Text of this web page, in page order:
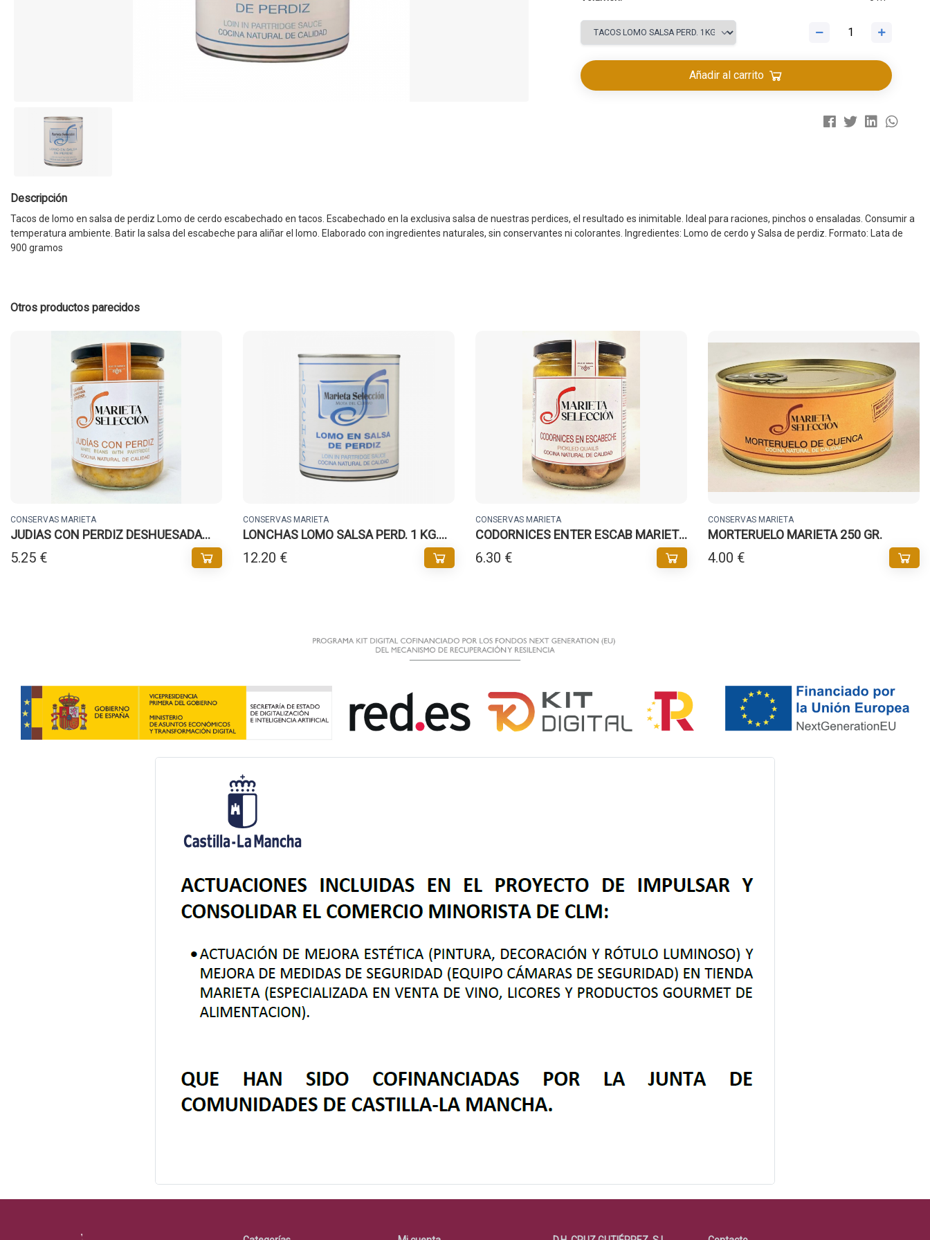
Añadir al carrito
Descripción
Tacos de lomo en salsa de perdiz Lomo de cerdo escabechado en tacos. Escabechado en la exclusiva salsa de nuestras perdices, el resultado es inimitable. Ideal para raciones, pinchos o ensaladas. Consumir a
temperatura ambiente. Batir la salsa del escabeche para aliñar el lomo. Elaborado con ingredientes naturales, sin conservantes ni colorantes. Ingredientes: Lomo de cerdo y Salsa de perdiz. Formato: Lata de
900 gramos
Otros productos parecidos
CONSERVAS MARIETA
JUDIAS CON PERDIZ DESHUESADA
M.SELECCION
5.25 €
CONSERVAS MARIETA
LONCHAS LOMO SALSA PERD. 1 KG.
MARIETA
12.20 €
CONSERVAS MARIETA
CODORNICES ENTER ESCAB MARIETA
FCO.
6.30 €
CONSERVAS MARIETA
MORTERUELO MARIETA 250 GR.
4.00 €